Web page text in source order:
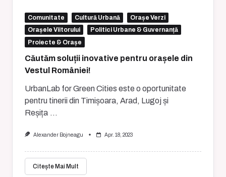
Comunitate Cultură Urbană
Orașe Verzi
Orașele Viitorului
Politici Urbane & Guvernanță
Proiecte & Orașe
Căutăm soluții inovative pentru orașele din
Vestul României!
UrbanLab for Green Cities este o oportunitate
pentru tinerii din Timișoara, Arad, Lugoj și
Reșița ...
Alexander Bojneagu Apr. 18, 2023
Citește Mai Mult